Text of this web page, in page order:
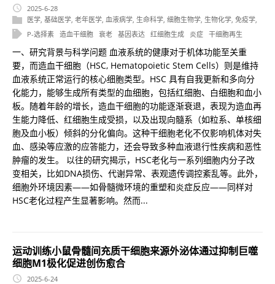
2025-6-28
医学, 基础医学, 老年医学, 血液病学, 生命科学, 细胞生物学, 生物化学, 免疫学,
P-选择素 造血干细胞 衰老 基因表达 红细胞生成 炎症 干细胞再生
一、研究背景与科学问题 血液系统的健康对于机体功能至关重
要，而造血干细胞（HSC, Hematopoietic Stem Cells）则是维持
血液系统正常运行的核心细胞类型。HSC 具有自我更新和多向分
化能力，能够生成所有类型的血细胞，包括红细胞、白细胞和血小
板。随着年龄的增长，造血干细胞的功能逐渐衰退，表现为造血再
生能力降低、红细胞生成受损，以及出现向髓系（如粒系、单核细
胞及血小板）倾斜的分化偏向。这种干细胞老化不仅影响机体对失
血、感染等应激的应答能力，还会导致多种血液退行性疾病和恶性
肿瘤的发生。 以往的研究揭示，HSC老化与一系列细胞内分子改
变相关，比如DNA损伤、代谢异常、表观遗传调控紊乱等。此外，
细胞外环境因素——如骨髓微环境的重塑和炎症反应——同样对
HSC老化过程产生显著影响。然而...
运动训练小鼠骨髓间充质干细胞来源外泌体通过抑制巨噬
细胞M1极化促进创伤愈合
2025-6-24